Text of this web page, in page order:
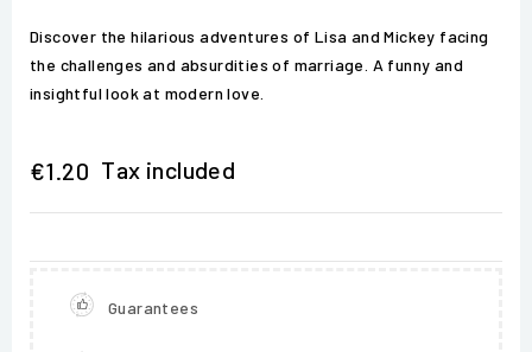
Discover the hilarious adventures of Lisa and Mickey facing
the challenges and absurdities of marriage. A funny and
insightful look at modern love.
€1.20 Tax included
Guarantees